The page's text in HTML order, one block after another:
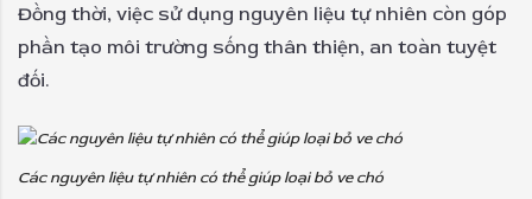
Đồng thời, việc sử dụng nguyên liệu tự nhiên còn góp
phần tạo môi trường sống thân thiện, an toàn tuyệt
đối.
Các nguyên liệu tự nhiên có thể giúp loại bỏ ve chó